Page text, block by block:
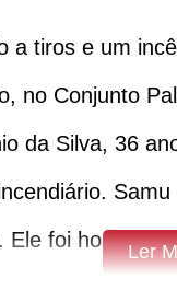
tiros e um
no Conjunto
da Silva, 36
foi
Ler